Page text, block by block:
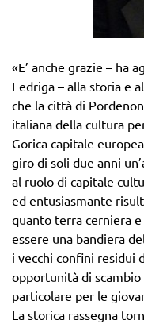
«E’ anche grazie – ha
Fedriga – alla storia e
che la città di
italiana della cultura
Gorica capitale
giro di soli due anni
al ruolo di capitale
ed entusiasmante
quanto terra cerniera
essere una bandiera
i vecchi confini residui
opportunità di
particolare per le
La storica rassegna